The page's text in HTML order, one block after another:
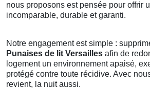
nous proposons est pensée pour offrir
incomparable, durable et garanti.
Notre engagement est simple :
Punaises de lit Versailles afin de
logement un environnement apaisé,
protégé contre toute récidive. Avec
revient, la nuit aussi.